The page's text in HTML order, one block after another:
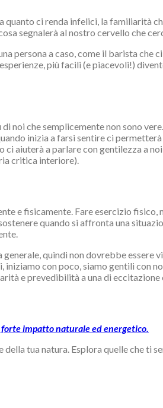
ci renda infelici, la familiarità
segnalerà al nostro cervello che
persona a caso, come il barista
più facili (e piacevoli!)
noi che semplicemente non sono
inizia a farsi sentire ci
aiuterà a parlare con gentilezza a
critica interiore).
e fisicamente. Fare esercizio
quando si affronta una
quindi non dovrebbe essere
iniziamo con poco, siamo gentili con
e prevedibilità a una di eccitazione
impatto naturale ed energetico.
tua natura. Esplora quelle che ti